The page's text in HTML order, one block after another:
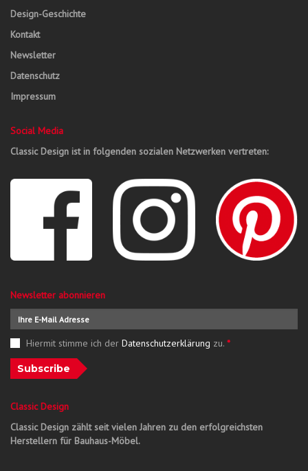
Design-Geschichte
Kontakt
Newsletter
Datenschutz
Impressum
Social Media
Classic Design ist in folgenden sozialen Netzwerken vertreten:
Newsletter abonnieren
Hiermit stimme ich der Datenschutzerklärung zu. *
Subscribe
Classic Design
Classic Design zählt seit vielen Jahren zu den erfolgreichsten
Herstellern für Bauhaus-Möbel.